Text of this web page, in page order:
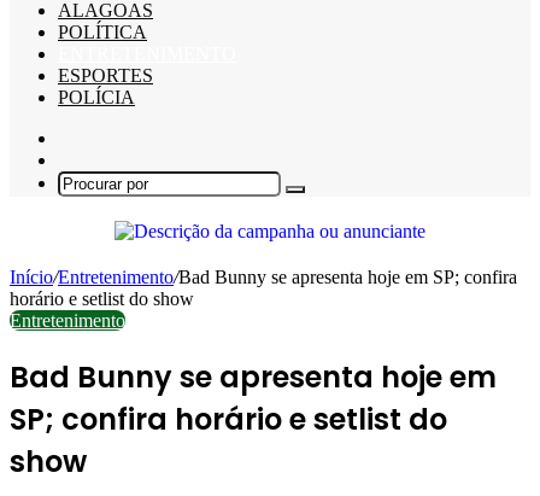
ALAGOAS
POLÍTICA
ESPORTES
POLÍCIA
skin
Procurar
Início/Entretenimento/Bad Bunny se apresenta hoje em SP; confira
horário e setlist do show
Entretenimento
Bad Bunny se apresenta hoje em
SP; confira horário e setlist do
show